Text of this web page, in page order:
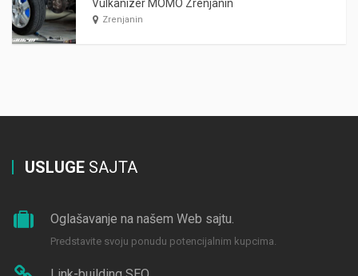
Vulkanizer MOMO Zrenjanin
Zrenjanin
USLUGE SAJTA
Oglašavanje na našem Web sajtu.
Predstavite svoju ponudu potencijalnim kupcima.